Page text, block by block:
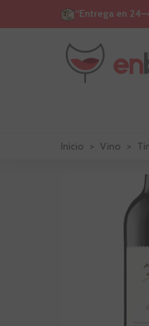
“Entrega en
Inicio > Vino >